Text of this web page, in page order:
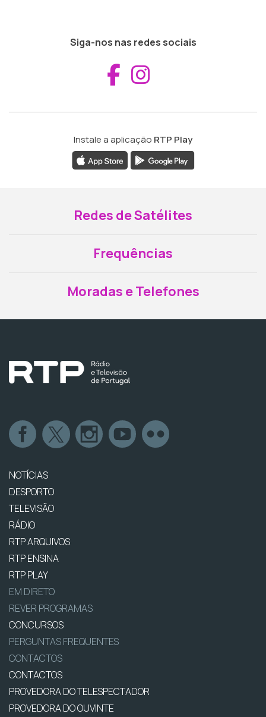
Siga-nos nas redes sociais
Aceder ao
Instale a aplicação RTP Play
Redes de Satélites
Frequências
Moradas e Telefones
NOTÍCIAS
DESPORTO
TELEVISÃO
RÁDIO
RTP ARQUIVOS
RTP ENSINA
RTP PLAY
EM DIRETO
REVER PROGRAMAS
CONCURSOS
PERGUNTAS FREQUENTES
CONTACTOS
CONTACTOS
PROVEDORA DO TELESPECTADOR
PROVEDORA DO OUVINTE